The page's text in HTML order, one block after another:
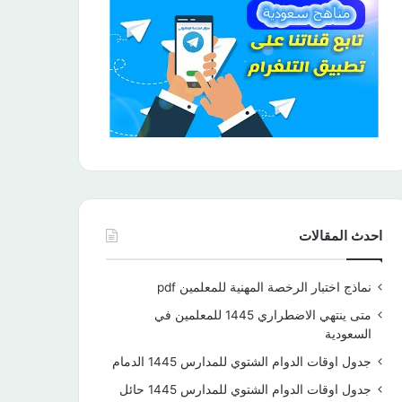
احدث المقالات
نماذج اختبار الرخصة المهنية للمعلمين pdf
متى ينتهي الاضطراري 1445 للمعلمين في
السعودية
جدول اوقات الدوام الشتوي للمدارس 1445 الدمام
جدول اوقات الدوام الشتوي للمدارس 1445 حائل